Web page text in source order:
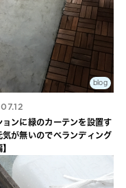
blog
ョンに緑のカーテンを設置す
気が無いのでべランディング